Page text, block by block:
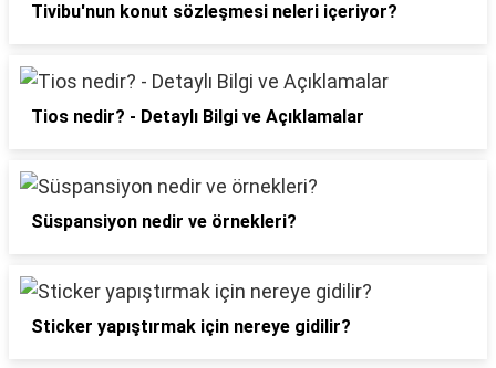
Tivibu'nun konut sözleşmesi neleri içeriyor?
Tios nedir? - Detaylı Bilgi ve Açıklamalar
Süspansiyon nedir ve örnekleri?
Sticker yapıştırmak için nereye gidilir?